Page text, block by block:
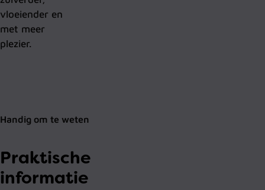
vloeiender en
met meer
plezier.
Praktische
informatie
Handig om te weten